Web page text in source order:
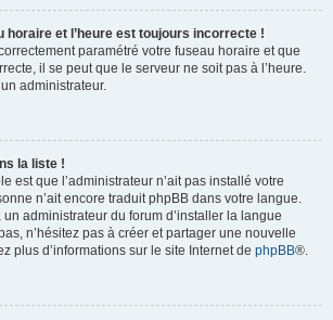
horaire et l’heure est toujours incorrecte !
paramétré votre fuseau horaire et que
il se peut que le serveur ne soit pas à l’heure.
administrateur.
la liste !
est que l’administrateur n’ait pas installé votre
n’ait encore traduit phpBB dans votre langue.
administrateur du forum d’installer la langue
n’hésitez pas à créer et partager une nouvelle
plus d’informations sur le site Internet de phpBB®.